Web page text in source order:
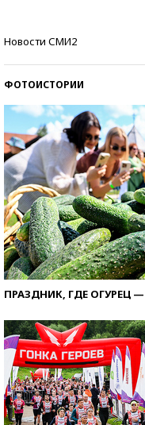
Новости СМИ2
ФОТОИСТОРИИ
ПРАЗДНИК, ГДЕ ОГУРЕЦ